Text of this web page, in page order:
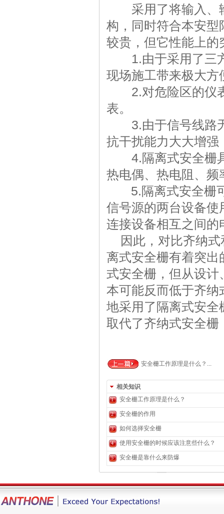
采用了将输入、输
构，同时符合本安
较贵，但它性能上
1.由于采用了三方
现场施工带来极大方
2.对危险区的仪表
表。
3.由于信号线路无
抗干扰能力大大增
4.隔离式安全栅具
热电偶、热电阻、
5.隔离式安全栅可
信号源的两台设备
连接设备相互之间
因此，对比齐纳式
离式安全栅有着突
式安全栅，但从设
本可能反而低于齐
地采用了隔离式安
取代了齐纳式安全
安全栅工作原理是什么？...
相关知识
1 安全栅工作原理是什么？
2 安全栅的作用
3 如何选择安全栅
4 使用安全栅的时候应该注意些什么？
5 安全栅是靠什么来防爆